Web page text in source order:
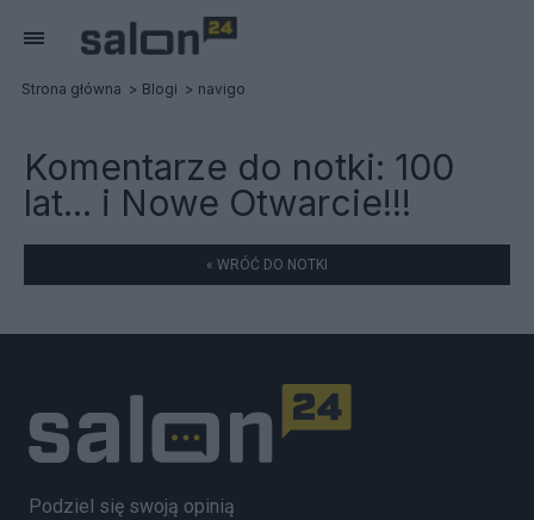
Strona główna Blogi navigo
Komentarze do notki: 100
lat... i Nowe Otwarcie!!!
« WRÓĆ DO NOTKI
Podziel się swoją opinią